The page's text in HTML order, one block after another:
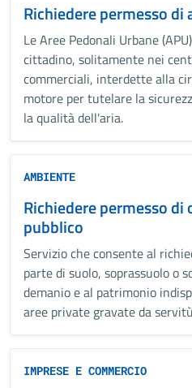
Richiedere permesso di
Le Aree Pedonali Urbane
cittadino, solitamente nei
commerciali, interdette alla
motore per tutelare la
la qualità dell'aria.
AMBIENTE
Richiedere permesso di
pubblico
Servizio che consente al
parte di suolo, soprassuolo o
demanio e al patrimonio
aree private gravate da
IMPRESE E COMMERCIO